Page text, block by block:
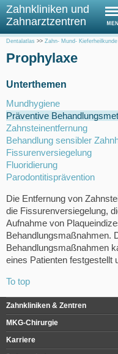
Zahnkliniken und
Zahnarztzentren
Dentalatlas >> Zahn- Mund- Kieferheilkunde
Prophylaxe
Unterthemen
Mundhygiene
Präventive
Zahnsteinentfernung
Behandlung sensibler
Fissurenversiegelung
Fluoridierung
Parodontitisprävention
Die Entfernung von
die Fissurenversiegelung,
Aufnahme von
Behandlungsmaßnahmen.
Behandlungsmaßnahmen
eines Patienten festgestellt
To top
Zahnkliniken & Zentren
MKG-Chirurgie
Karriere